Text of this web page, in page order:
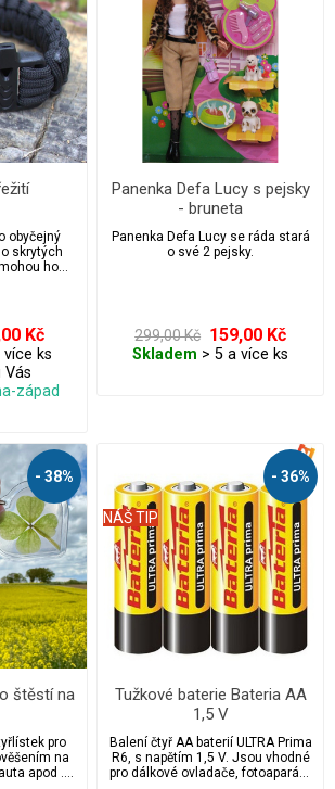
obyčejný
skrytých
hodit
Kč
více ks
Vás
západ
Panenka Defa Lucy s pejsky
- bruneta
Panenka Defa Lucy se ráda stará
o své 2 pejsky.
299,00 Kč 159,00 Kč
Skladem > 5 a více ks
- 38%
štěstí na
pro
na
apod ...
- 36%
NÁŠ TIP
Tužkové baterie Bateria AA
1,5 V
Balení čtyř AA baterií ULTRA Prima
R6, s napětím 1,5 V. Jsou vhodné
pro dálkové ovladače, fotoaparáty,